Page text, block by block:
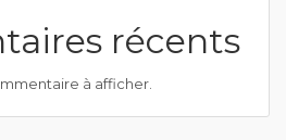
récents
à afficher.